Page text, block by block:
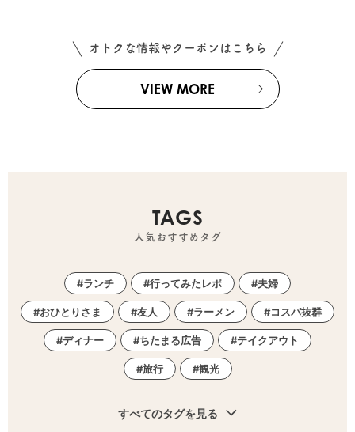
オトクな情報やクーポンはこちら
VIEW MORE
TAGS
人気おすすめタグ
ランチ 行ってみたレポ 夫婦
おひとりさま 友人 ラーメン コスパ抜群
ディナー ちたまる広告 テイクアウト
旅行 観光
すべてのタグを見る